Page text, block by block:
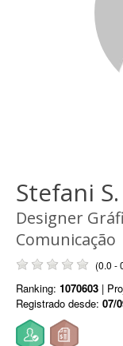
Stefani S.
Designer
Comunicação
(0.0 -
Ranking: 1070603 |
Registrado desde: 07/